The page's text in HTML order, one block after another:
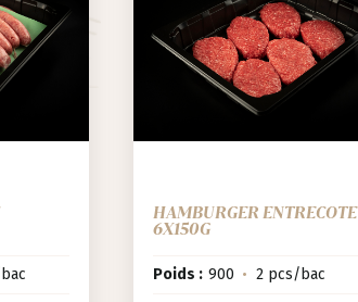
HAMBURGER ENTRECOTE
6X150G
Poids : 900 • 2 pcs/bac